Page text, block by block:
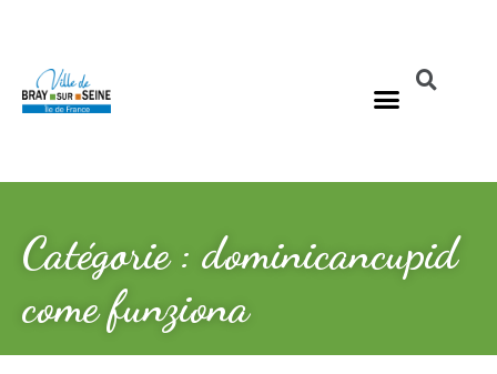
Catégorie : dominicancupid
come funziona